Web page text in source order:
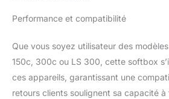
60/100/
150c/
Maîtrisez
Performance et compatibilité
Que vous soyez utilisateur des
150c, 300c ou LS 300, cette softbox
ces appareils, garantissant une
retours clients soulignent sa capacité